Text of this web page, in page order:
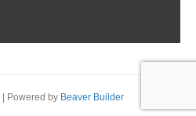
Powered by Beaver Builder